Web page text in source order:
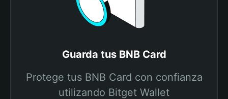
Guarda tus BNB Card
Protege tus BNB Card con confianza
utilizando Bitget Wallet